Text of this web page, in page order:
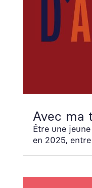
Avec ma
Être une
en 2025,